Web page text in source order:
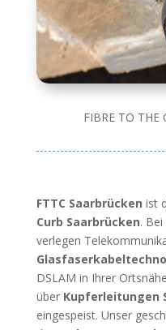
FIBRE TO THE
FTTC Saarbrücken ist
Curb Saarbrücken.
verlegen
DSLAM in Ihrer
über Kupferleitungen
eingespeist. Unser